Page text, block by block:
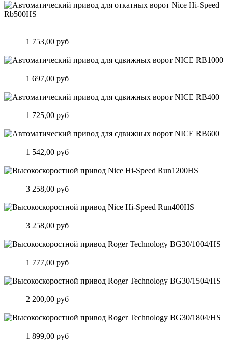
1 753,00 руб
1 697,00 руб
1 725,00 руб
1 542,00 руб
3 258,00 руб
3 258,00 руб
1 777,00 руб
2 200,00 руб
1 899,00 руб